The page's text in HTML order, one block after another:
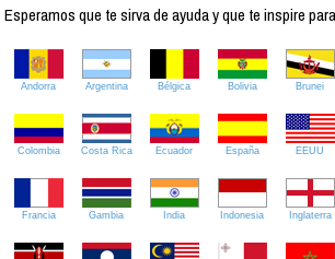
Esperamos que te sirva de ayuda y que te inspire
Andorra Argentina Bélgica Bolivia Brunei
Colombia Costa Rica Ecuador España EEUU
Francia Gambia India Indonesia Inglaterra